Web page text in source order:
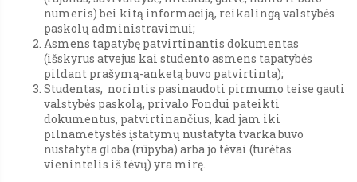
numeris) bei kitą informaciją, reikalingą valstybės
paskolų administravimui;
Asmens tapatybę patvirtinantis dokumentas
(išskyrus atvejus kai studento asmens tapatybės
pildant prašymą-anketą buvo patvirtinta);
Studentas, norintis pasinaudoti pirmumo teise gauti
valstybės paskolą, privalo Fondui pateikti
dokumentus, patvirtinančius, kad jam iki
pilnametystės įstatymų nustatyta tvarka buvo
nustatyta globa (rūpyba) arba jo tėvai (turėtas
vienintelis iš tėvų) yra mirę.